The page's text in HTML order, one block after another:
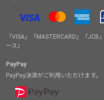
「VISA」「MASTERCARD」「
ース」
PayPay
PayPay決済がご利用いただけます。